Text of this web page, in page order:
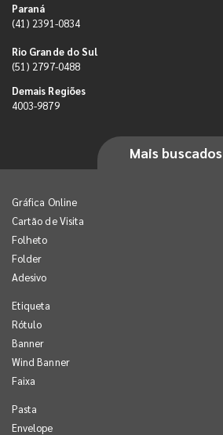
Paraná
(41) 2391-0834
Rio Grande do Sul
(51) 2797-0488
Demais Regiões
4003-9879
Mais buscados
Gráfica Online
Cartão de Visita
Folheto
Folder
Adesivo
Etiqueta
Rótulo
Banner
Wind Banner
Faixa
Pasta
Envelope